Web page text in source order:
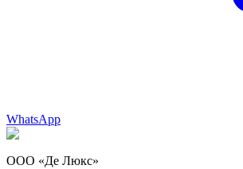
WhatsApp
ООО «Де Люкс»